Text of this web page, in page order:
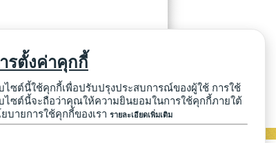
5391-7049
รตั้งค่าคุกกี้
ไซต์นี้ใช้คุกกี้เพื่อปรับปรุงประสบการณ์ของผู้ใช้ การใช้
ไซต์นี้จะถือว่าคุณให้ความยินยอมในการใช้คุกกี้ภายใต้
บายการใช้คุกกี้ของเรา รายละเอียดเพิ่มเติม